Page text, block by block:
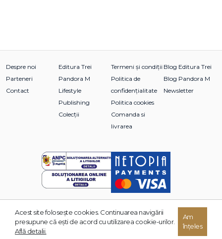
Despre noi
Parteneri
Contact
Editura Trei
Pandora M
Lifestyle
Publishing
Colecții
Termeni și condiții
Politica de
confidențialitate
Politica cookies
Comanda si
livrarea
Blog Editura Trei
Blog Pandora M
Newsletter
© 2026 Grupul Editorial TREI. Toate drepturile rezervate.
Acest site foloseşte cookies. Continuarea navigării
presupune că eşti de acord cu utilizarea cookie-urilor.
Află detalii.
Am
înțeles